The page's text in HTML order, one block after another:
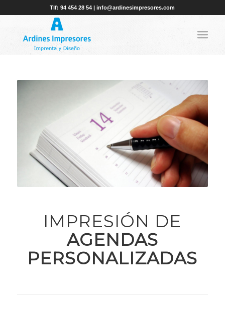
Tlf: 94 454 28 54 | info@ardinesimpresores.com
IMPRESIÓN DE
AGENDAS
PERSONALIZADAS